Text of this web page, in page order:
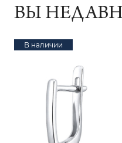
ВЫ
В наличии